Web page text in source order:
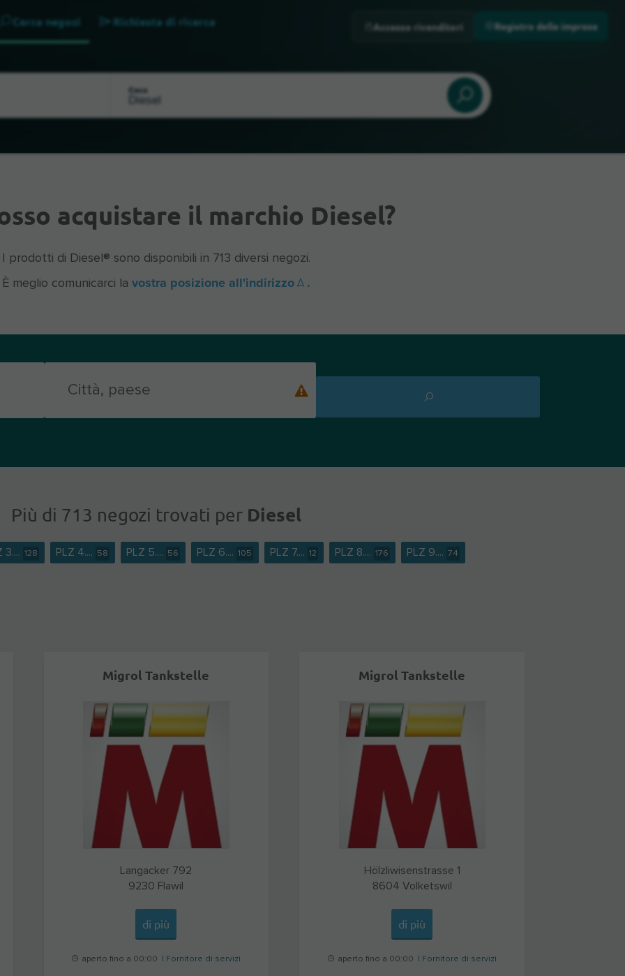
Cerca negozi Richiesta di ricerca
Cosa
Accesso rivenditori Registro delle imprese
acquistare il marchio Diesel?
I prodotti di Diesel® sono disponibili in 713 diversi negozi.
È meglio comunicarci la vostra posizione all'indirizzo .
Più di 713 negozi trovati per Diesel
3.... 128 PLZ 4.... 58 PLZ 5.... 56 PLZ 6.... 105 PLZ 7.... 12 PLZ 8.... 176 PLZ 9.... 74
Migrol Tankstelle
Langacker 792
9230 Flawil
di più
aperto fino a 00:00 | Fornitore di servizi
Migrol Tankstelle
Hölzliwisenstrasse 1
8604 Volketswil
di più
aperto fino a 00:00 | Fornitore di servizi